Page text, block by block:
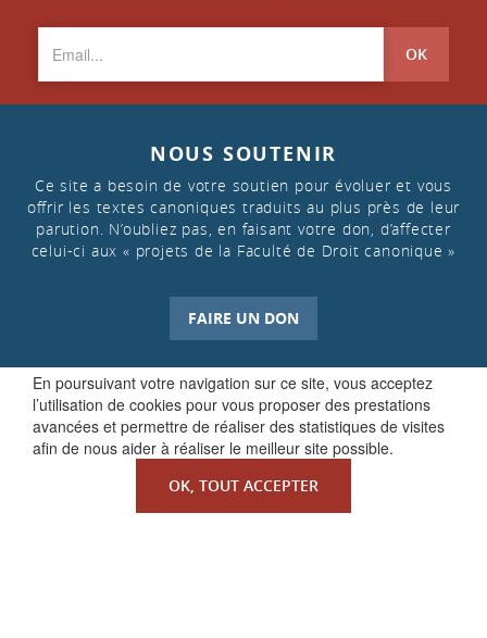
En poursuivant votre navigation sur ce site, vous acceptez
l’utilisation de cookies pour vous proposer des prestations
avancées et permettre de réaliser des statistiques de visites
afin de nous aider à réaliser le meilleur site possible.
OK, TOUT ACCEPTER
OK
NOUS SOUTENIR
Ce site a besoin de votre soutien pour évoluer et vous
offrir les textes canoniques traduits au plus près de leur
parution. N’oubliez pas, en faisant votre don, d’affecter
celui-ci aux « projets de la Faculté de Droit canonique »
FAIRE UN DON